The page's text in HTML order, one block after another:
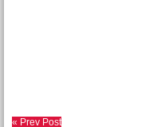
« Prev Post